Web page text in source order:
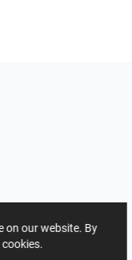
on our website. By
cookies.